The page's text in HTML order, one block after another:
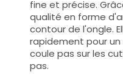
fine et précise.
qualité en forme
contour de l'ongle.
rapidement pour
coule pas sur les
pas.